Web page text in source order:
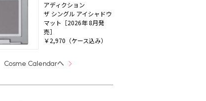
アディクション
ザ シングル アイシャドウ
マット［2026年 8月発
売］
￥2,970（ケース込み）
Cosme Calendarへ